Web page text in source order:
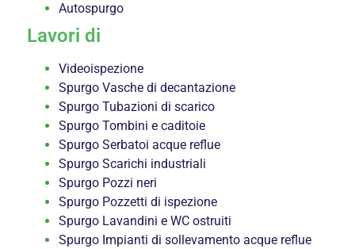
Autospurgo
Lavori di
Videoispezione
Spurgo Vasche di decantazione
Spurgo Tubazioni di scarico
Spurgo Tombini e caditoie
Spurgo Serbatoi acque reflue
Spurgo Scarichi industriali
Spurgo Pozzi neri
Spurgo Pozzetti di ispezione
Spurgo Lavandini e WC ostruiti
Spurgo Impianti di sollevamento acque reflue